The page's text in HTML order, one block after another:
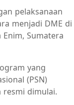
pelaksanaan
menjadi DME di
Sumatera
yang
(PSN)
resmi dimulai.